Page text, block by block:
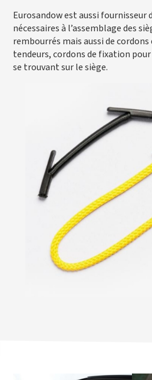
Eurosandow est aussi fournisseur
nécessaires à l’assemblage des
rembourrés mais aussi de
tendeurs, cordons de fixation
se trouvant sur le siège.